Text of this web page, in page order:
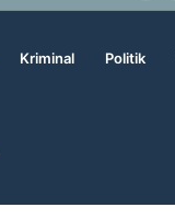
Kriminal Politik